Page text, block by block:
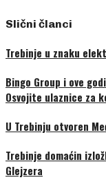
Slični članci
Trebinje u znaku
Bingo Group i ove
Osvojite ulaznice za
U Trebinju otvoren
Trebinje domaćin
Glejzera